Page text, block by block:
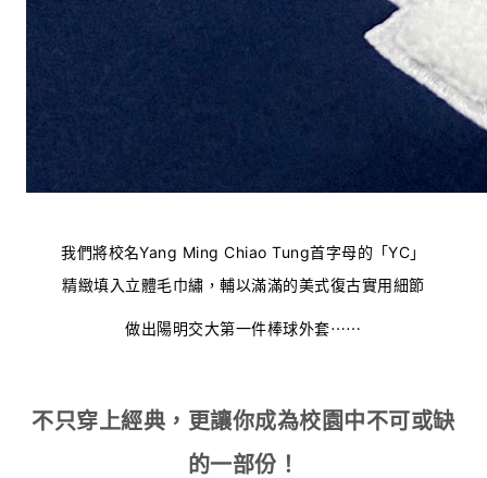
我們將校名Yang Ming Chiao Tung首字母的「YC」
精緻填入立體毛巾繡，輔以滿滿的美式復古實用細節
做出陽明交大第一件棒球外套⋯⋯
不只穿上經典，更讓你成為校園中不可或缺
的一部份！